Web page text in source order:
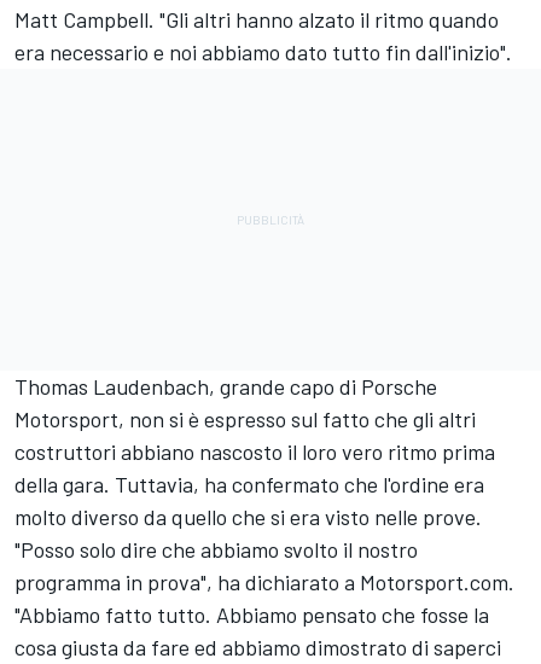
Matt Campbell. "Gli altri hanno alzato il ritmo quando
era necessario e noi abbiamo dato tutto fin dall'inizio".
Thomas Laudenbach, grande capo di Porsche
Motorsport, non si è espresso sul fatto che gli altri
costruttori abbiano nascosto il loro vero ritmo prima
della gara. Tuttavia, ha confermato che l'ordine era
molto diverso da quello che si era visto nelle prove.
"Posso solo dire che abbiamo svolto il nostro
programma in prova", ha dichiarato a Motorsport.com.
"Abbiamo fatto tutto. Abbiamo pensato che fosse la
cosa giusta da fare ed abbiamo dimostrato di saperci